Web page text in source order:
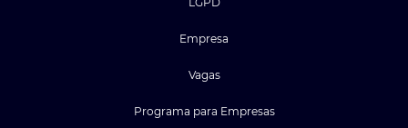
Empresa
Vagas
Programa para Empresas